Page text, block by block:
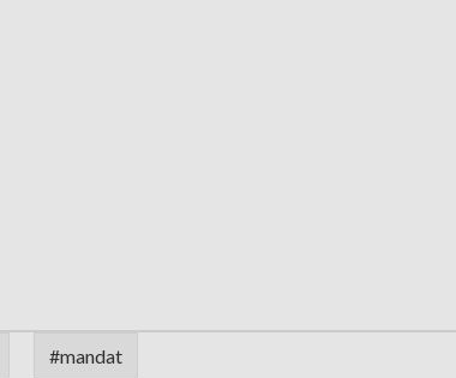
#mandat